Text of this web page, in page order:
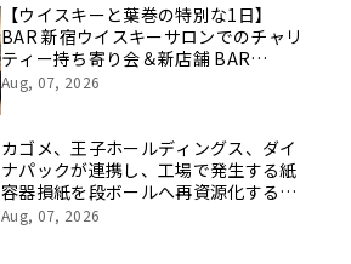
像を公開！
【ウイスキーと葉巻の特別な1日】
BAR 新宿ウイスキーサロンでのチャリ
ティー持ち寄り会＆新店舗 BAR
LASTWORD でのシガー初心者歓迎ペ
Aug, 07, 2026
カゴメ、王子ホールディングス、ダイ
ナパックが連携し、工場で発生する紙
容器損紙を段ボールへ再資源化する実
証を開始
Aug, 07, 2026